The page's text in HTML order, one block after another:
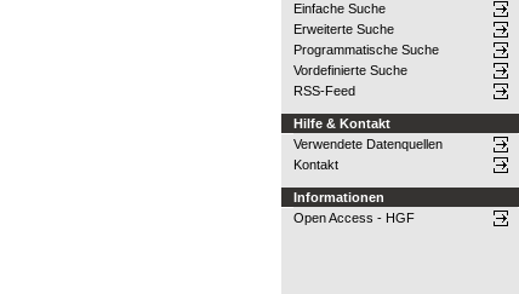
Einfache Suche
Erweiterte Suche
Programmatische Suche
Vordefinierte Suche
RSS-Feed
Hilfe & Kontakt
Verwendete Datenquellen
Kontakt
Informationen
Open Access - HGF